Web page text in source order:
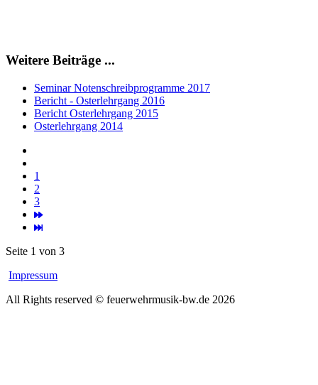
Weitere Beiträge ...
Seminar Notenschreibprogramme 2017
Bericht - Osterlehrgang 2016
Bericht Osterlehrgang 2015
Osterlehrgang 2014
1
2
3
Seite 1 von 3
Impressum
All Rights reserved © feuerwehrmusik-bw.de 2026